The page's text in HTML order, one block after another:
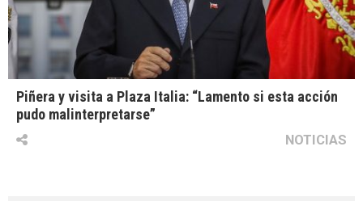
Piñera y visita a Plaza Italia: “Lamento si esta acción
pudo malinterpretarse”
NOTICIAS